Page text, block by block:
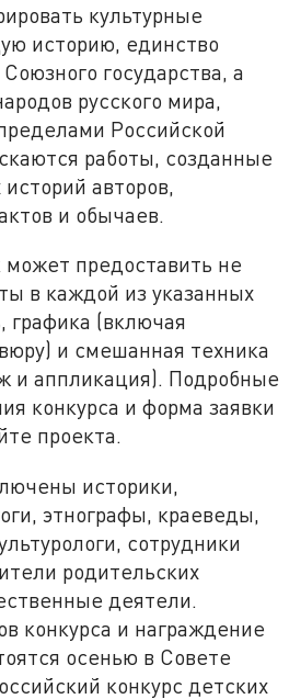
культурные
историю, единство
государства, а
русского мира,
Российской
работы, созданные
авторов,
и обычаев.
предоставить не
в каждой из указанных
графика (включая
и смешанная техника
и аппликация). Подробные
конкурса и форма заявки
проекта.
историки,
этнографы, краеведы,
сотрудники
родительских
деятели.
конкурса и награждение
осенью в Совете
конкурс детских